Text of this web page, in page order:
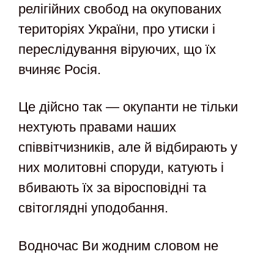
релігійних свобод на окупованих
територіях України, про утиски і
переслідування віруючих, що їх
вчиняє Росія.
Це дійсно так — окупанти не тільки
нехтують правами наших
співвітчизників, але й відбирають у
них молитовні споруди, катують і
вбивають їх за віросповідні та
світоглядні уподобання.
Водночас Ви жодним словом не